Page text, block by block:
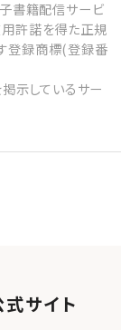
書籍配信サービ
用許諾を得た正規
登録商標(登録番
示しているサー
サイト